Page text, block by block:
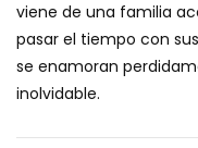
viene de una familia
pasar el tiempo con
se enamoran
inolvidable.